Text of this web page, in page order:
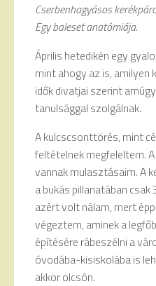
Cserbenhagyásos
Egy baleset anatómiája.
Április hetedikén egy
mint ahogy az is,
idők divatjai szerint
tanulsággal szolgálnak.
A kulcscsonttörés, mint
feltételnek megfeleltem.
vannak mulasztásaim. A
a bukás pillanatában
azért volt nálam, mert
végeztem, aminek a
építésére rábeszélni a
óvodába-kisiskolába is
akkor olcsón.